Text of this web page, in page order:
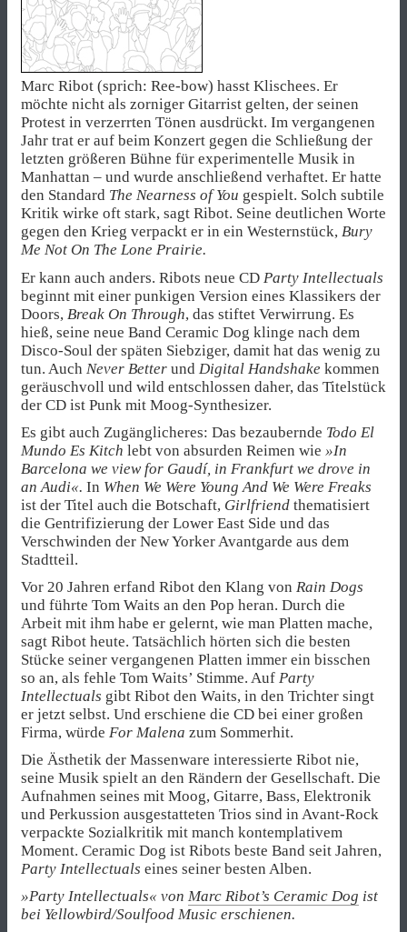
Marc Ribot (sprich: Ree-bow) hasst Klischees. Er
möchte nicht als zorniger Gitarrist gelten, der seinen
Protest in verzerrten Tönen ausdrückt. Im vergangenen
Jahr trat er auf beim Konzert gegen die Schließung der
letzten größeren Bühne für experimentelle Musik in
Manhattan – und wurde anschließend verhaftet. Er hatte
den Standard The Nearness of You gespielt. Solch subtile
Kritik wirke oft stark, sagt Ribot. Seine deutlichen Worte
gegen den Krieg verpackt er in ein Westernstück, Bury
Me Not On The Lone Prairie.
Er kann auch anders. Ribots neue CD Party Intellectuals
beginnt mit einer punkigen Version eines Klassikers der
Doors, Break On Through, das stiftet Verwirrung. Es
hieß, seine neue Band Ceramic Dog klinge nach dem
Disco-Soul der späten Siebziger, damit hat das wenig zu
tun. Auch Never Better und Digital Handshake kommen
geräuschvoll und wild entschlossen daher, das Titelstück
der CD ist Punk mit Moog-Synthesizer.
Es gibt auch Zugänglicheres: Das bezaubernde Todo El
Mundo Es Kitch lebt von absurden Reimen wie »In
Barcelona we view for Gaudí, in Frankfurt we drove in
an Audi«. In When We Were Young And We Were Freaks
ist der Titel auch die Botschaft, Girlfriend thematisiert
die Gentrifizierung der Lower East Side und das
Verschwinden der New Yorker Avantgarde aus dem
Stadtteil.
Vor 20 Jahren erfand Ribot den Klang von Rain Dogs
und führte Tom Waits an den Pop heran. Durch die
Arbeit mit ihm habe er gelernt, wie man Platten mache,
sagt Ribot heute. Tatsächlich hörten sich die besten
Stücke seiner vergangenen Platten immer ein bisschen
so an, als fehle Tom Waits’ Stimme. Auf Party
Intellectuals gibt Ribot den Waits, in den Trichter singt
er jetzt selbst. Und erschiene die CD bei einer großen
Firma, würde For Malena zum Sommerhit.
Die Ästhetik der Massenware interessierte Ribot nie,
seine Musik spielt an den Rändern der Gesellschaft. Die
Aufnahmen seines mit Moog, Gitarre, Bass, Elektronik
und Perkussion ausgestatteten Trios sind in Avant-Rock
verpackte Sozialkritik mit manch kontemplativem
Moment. Ceramic Dog ist Ribots beste Band seit Jahren,
Party Intellectuals eines seiner besten Alben.
»Party Intellectuals« von Marc Ribot’s Ceramic Dog ist
bei Yellowbird/Soulfood Music erschienen.